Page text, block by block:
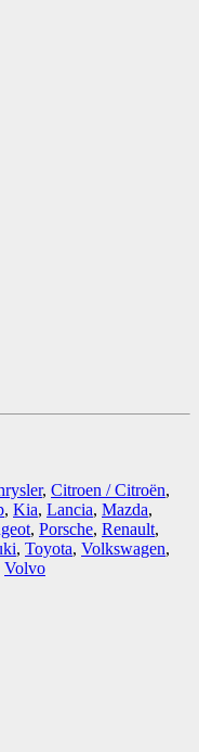
, Citroen / Citroën,
, Kia, Lancia, Mazda,
, Porsche, Renault,
, Toyota, Volkswagen,
Volvo